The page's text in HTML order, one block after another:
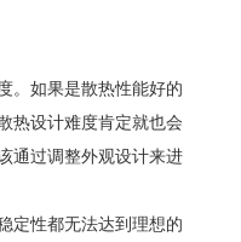
。如果是散热性能好的
热设计难度肯定就也会
通过调整外观设计来进
定性都无法达到理想的